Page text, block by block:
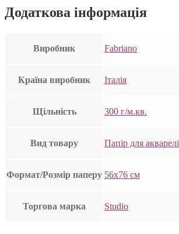
Додаткова інформація
Виробник Fabriano
Країна виробник Італія
Щільність 300 г/м.кв.
Вид товару Папір для акварелі
Формат/Розмір паперу 56х76 см
Торгова марка Studio